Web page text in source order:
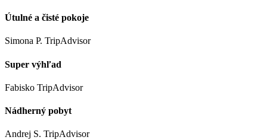
Útulné a čisté pokoje
Simona P. TripAdvisor
Super výhľad
Fabisko TripAdvisor
Nádherný pobyt
Andrej S. TripAdvisor